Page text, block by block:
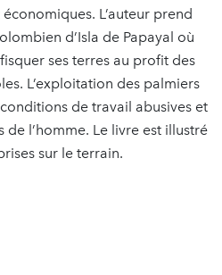
L’auteur prend
d’Isla de Papayal où
ses terres au profit des
L’exploitation des palmiers
de travail abusives et
l’homme. Le livre est illustré
sur le terrain.